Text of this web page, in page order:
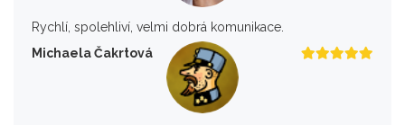
Rychlí, spolehliví, velmi dobrá komunikace.
Michaela Čakrtová